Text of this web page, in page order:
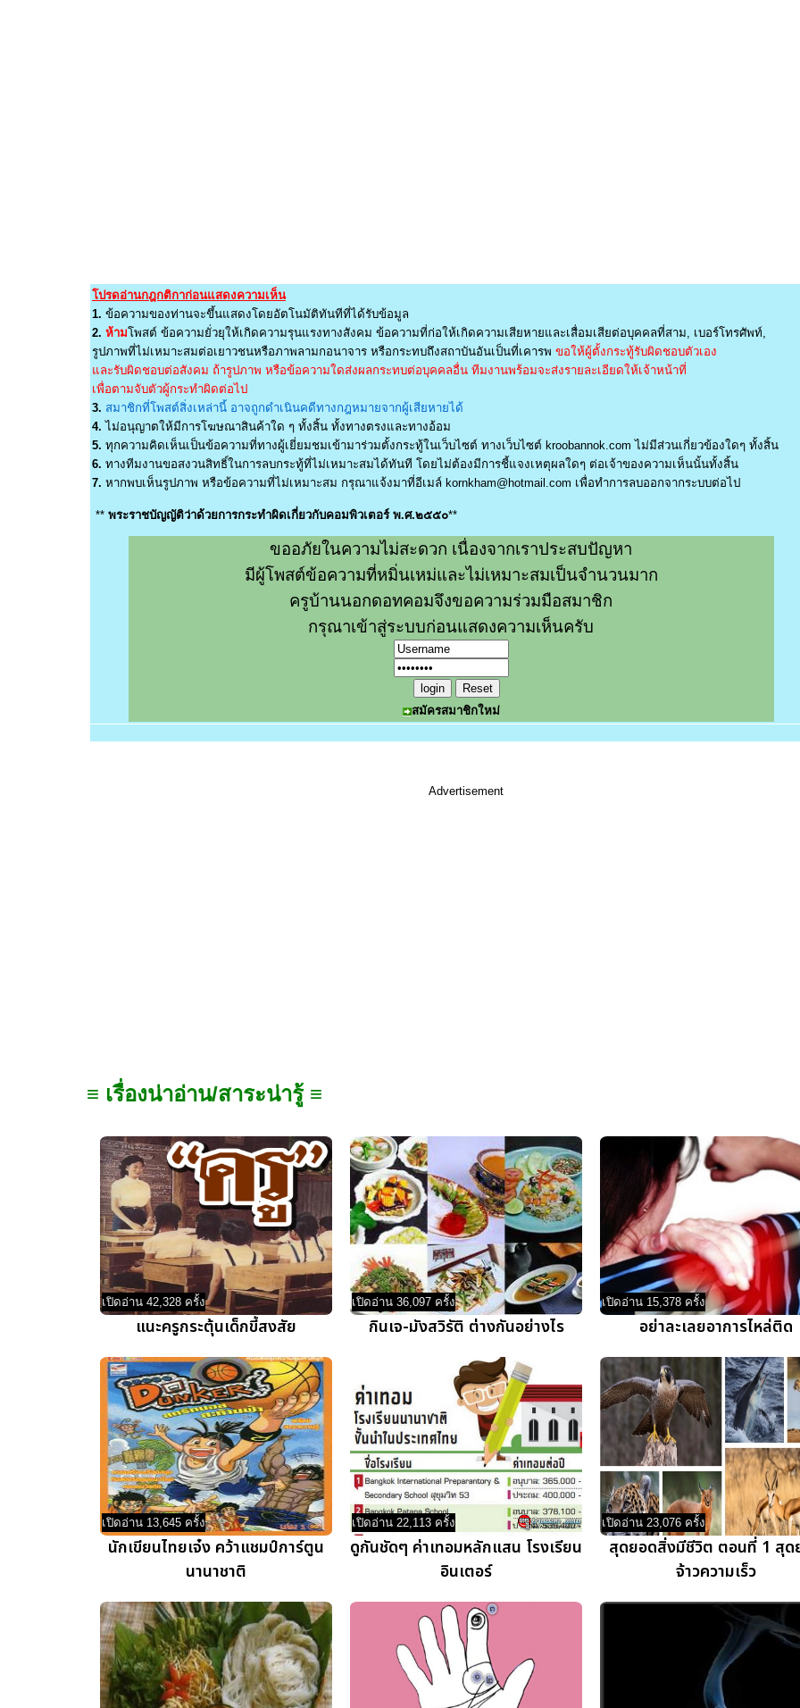
โปรดอ่านกฎกติกาก่อนแสดงความเห็น
1. ข้อความของท่านจะขึ้นแสดงโดยอัตโนมัติทันทีที่ได้รับข้อมูล
2. ห้ามโพสต์ ข้อความยั่วยุให้เกิดความรุนแรงทางสังคม ข้อความที่ก่อให้เกิดความเสียหายและเสื่อมเสียต่อบุคคลที่สาม, เบอร์โทรศัพท์,
รูปภาพที่ไม่เหมาะสมต่อเยาวชนหรือภาพลามกอนาจาร หรือกระทบถึงสถาบันอันเป็นที่เคารพ ขอให้ผู้ตั้งกระทู้รับผิดชอบตัวเอง
และรับผิดชอบต่อสังคม ถ้ารูปภาพ หรือข้อความใดส่งผลกระทบต่อบุคคลอื่น ทีมงานพร้อมจะส่งรายละเอียดให้เจ้าหน้าที่
เพื่อตามจับตัวผู้กระทำผิดต่อไป
3. สมาชิกที่โพสต์สิ่งเหล่านี้ อาจถูกดำเนินคดีทางกฎหมายจากผู้เสียหายได้
4. ไม่อนุญาตให้มีการโฆษณาสินค้าใด ๆ ทั้งสิ้น ทั้งทางตรงและทางอ้อม
5. ทุกความคิดเห็นเป็นข้อความที่ทางผู้เยี่ยมชมเข้ามาร่วมตั้งกระทู้ในเว็บไซต์ ทางเว็บไซต์ kroobannok.com ไม่มีส่วนเกี่ยวข้องใดๆ ทั้งสิ้น
6. ทางทีมงานขอสงวนสิทธิ์ในการลบกระทู้ที่ไม่เหมาะสมได้ทันที โดยไม่ต้องมีการชี้แจงเหตุผลใดๆ ต่อเจ้าของความเห็นนั้นทั้งสิ้น
7. หากพบเห็นรูปภาพ หรือข้อความที่ไม่เหมาะสม กรุณาแจ้งมาที่อีเมล์ kornkham@hotmail.com เพื่อทำการลบออกจากระบบต่อไป
** พระราชบัญญัติว่าด้วยการกระทำผิดเกี่ยวกับคอมพิวเตอร์ พ.ศ.๒๕๕๐**
ขออภัยในความไม่สะดวก เนื่องจากเราประสบปัญหา
มีผู้โพสต์ข้อความที่หมิ่นเหม่และไม่เหมาะสมเป็นจำนวนมาก
ครูบ้านนอกดอทคอมจึงขอความร่วมมือสมาชิก
กรุณาเข้าสู่ระบบก่อนแสดงความเห็นครับ
สมัครสมาชิกใหม่
Advertisement
≡ เรื่องน่าอ่าน/สาระน่ารู้ ≡
เปิดอ่าน 42,328 ครั้ง
แนะครูกระตุ้นเด็กขี้สงสัย
เปิดอ่าน 36,097 ครั้ง
กินเจ-มังสวิรัติ ต่างกันอย่างไร
เปิดอ่าน 15,378 ครั้ง
อย่าละเลยอาการไหล่ติด
เปิดอ่าน 13,645 ครั้ง
นักเขียนไทยเจ๋ง คว้าแชมป์การ์ตูน
นานาชาติ
เปิดอ่าน 22,113 ครั้ง
ดูกันชัดๆ ค่าเทอมหลักแสน โรงเรียน
อินเตอร์
เปิดอ่าน 23,076 ครั้ง
สุดยอดสิ่งมีชีวิต ตอนที่ 1 สุด
จ้าวความเร็ว